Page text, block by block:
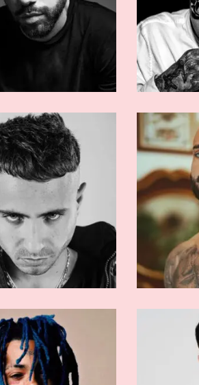
ARTISTI AFFERMATI
En?gma
ARTISTI AFFERMATI
Quentin40